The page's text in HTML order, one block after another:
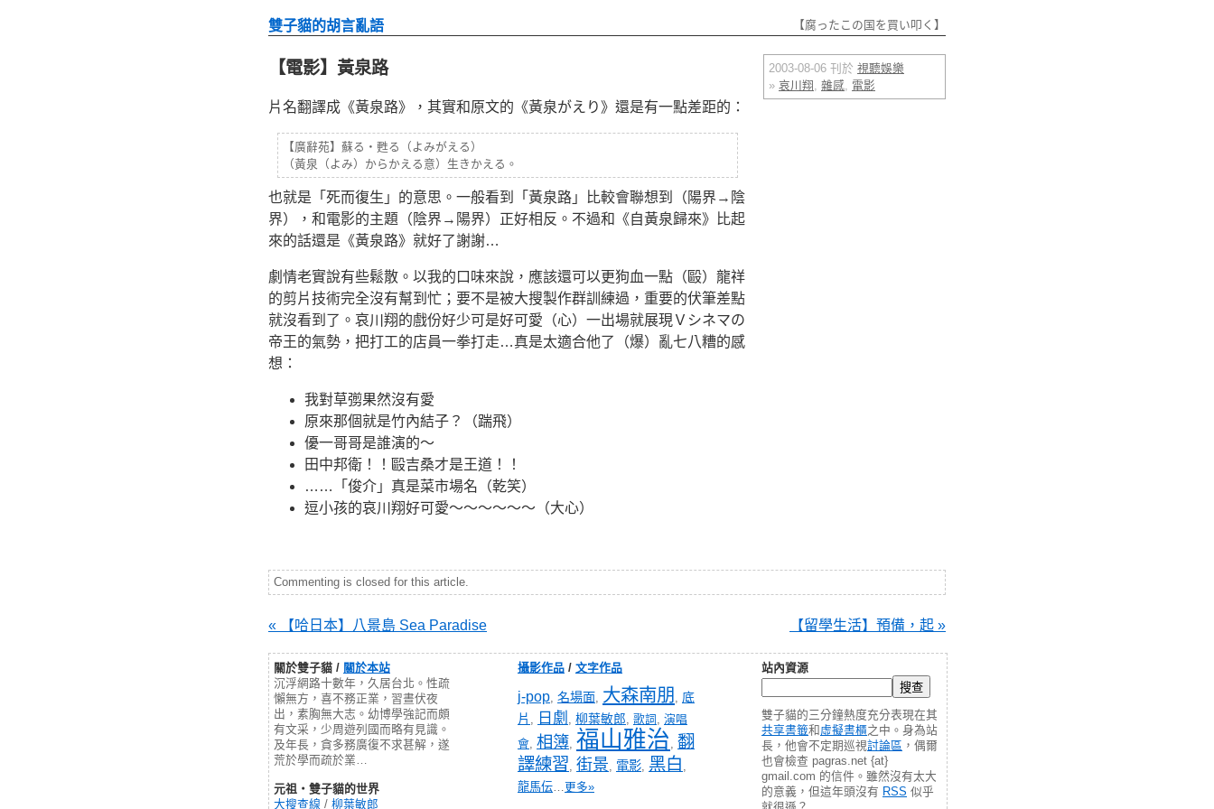
雙子貓的胡言亂語 【腐ったこの国を買い叩く】
2003-08-06 刊於 視聽娛樂
» 哀川翔 , 雜感, 電影
【電影】黃泉路
片名翻譯成《黃泉路》，其實和原文的《黃泉がえり》還是有一點差距的：
【廣辭苑】蘇る‧甦る（よみがえる）
（黃泉（よみ）からかえる意）生きかえる。
也就是「死而復生」的意思。一般看到「黃泉路」比較會聯想到（陽界→陰
界），和電影的主題（陰界→陽界）正好相反。不過和《自黃泉歸來》比起
來的話還是《黃泉路》就好了謝謝…
劇情老實說有些鬆散。以我的口味來說，應該還可以更狗血一點（毆）龍祥
的剪片技術完全沒有幫到忙；要不是被大搜製作群訓練過，重要的伏筆差點
就沒看到了。哀川翔的戲份好少可是好可愛（心）一出場就展現Ｖシネマの
帝王的氣勢，把打工的店員一拳打走…真是太適合他了（爆）亂七八糟的感
想：
我對草彅果然沒有愛
原來那個就是竹內結子？（踹飛）
優一哥哥是誰演的～
田中邦衛！！毆吉桑才是王道！！
……「俊介」真是菜市場名（乾笑）
逗小孩的哀川翔好可愛～～～～～～（大心）
Commenting is closed for this article.
« 【哈日本】八景島 Sea Paradise 【留學生活】預備，起 »
關於雙子貓 / 關於本站
沉浮網路十數年，久居台北。性疏
懶無方，喜不務正業，習晝伏夜
出，素胸無大志。幼博學強記而頗
有文采，少周遊列國而略有見識。
及年長，貪多務廣復不求甚解，遂
荒於學而疏於業…
元祖‧雙子貓的世界
大搜查線 / 柳葉敏郎
站內資源
雙子貓的三分鐘熱度充分表現在其
共享書籤和 虛擬書櫃之中。身為站
長，他會不定期巡視討論區 ，偶爾
也會檢查 pagras.net {at}
gmail.com 的信件。雖然沒有太大
的意義，但這年頭沒有 RSS 似乎
攝影作品 / 文字作品
j-pop, 名場面, 大森南朋 , 底
片 , 日劇 , 柳葉敏郎, 歌詞 , 演唱
會, 相簿, 福山雅治 , 翻
譯練習, 街景, 電影, 黑白 ,
龍馬伝…更多»